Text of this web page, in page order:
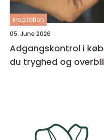
inspiration
05. June 2026
Adgangskontrol i
du tryghed og